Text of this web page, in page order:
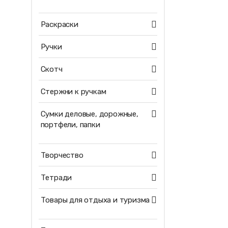
Раскраски
Ручки
Скотч
Стержни к ручкам
Сумки деловые, дорожные,
портфели, папки
Творчество
Тетради
Товары для отдыха и туризма